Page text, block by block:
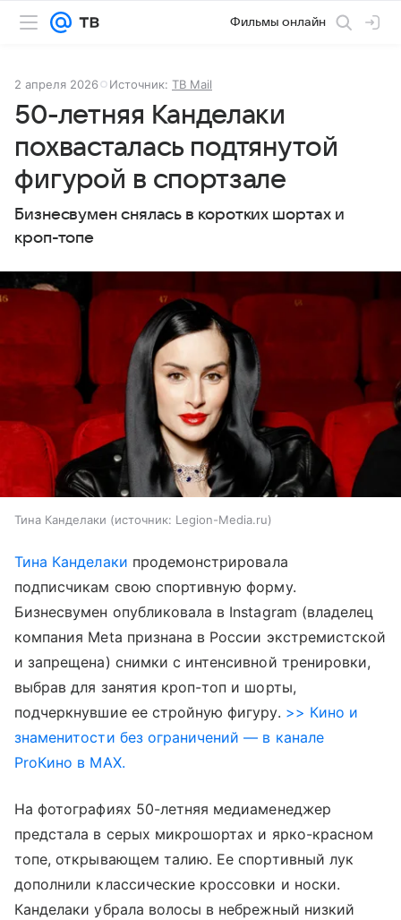
Фильмы онлайн
2 апреля 2026 Источник: ТВ Mail
50-летняя Канделаки
похвасталась подтянутой
фигурой в спортзале
Бизнесвумен снялась в коротких шортах и
кроп-топе
Тина Канделаки источник: Legion-Media.ru
Тина Канделаки продемонстрировала
подписчикам свою спортивную форму.
Бизнесвумен опубликовала в Instagram (владелец
компания Meta признана в России экстремистской
и запрещена) снимки с интенсивной тренировки,
выбрав для занятия кроп-топ и шорты,
подчеркнувшие ее стройную фигуру. >> Кино и
знаменитости без ограничений — в канале
ProКино в MAX.
На фотографиях 50-летняя медиаменеджер
предстала в серых микрошортах и ярко-красном
топе, открывающем талию. Ее спортивный лук
дополнили классические кроссовки и носки.
Канделаки убрала волосы в небрежный низкий